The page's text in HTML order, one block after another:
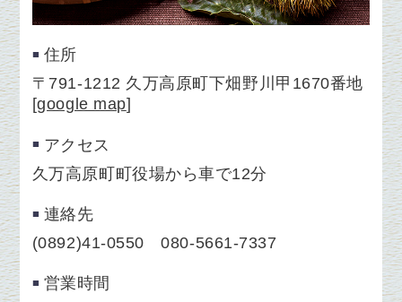
住所
〒791-1212 久万高原町下畑野川甲1670番地
[google map]
アクセス
久万高原町町役場から車で12分
連絡先
(0892)41-0550 080-5661-7337
営業時間